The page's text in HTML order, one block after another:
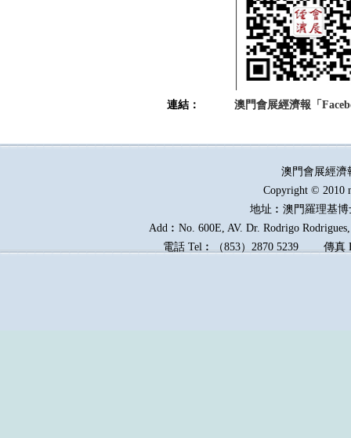
連結： 澳門會展經濟報「
澳門會展經
Copyright © 2010
地址︰澳門羅理基
Add︰No. 600E, AV. Dr. Rodrigo
電話 Tel︰（853）2870 5239傳真